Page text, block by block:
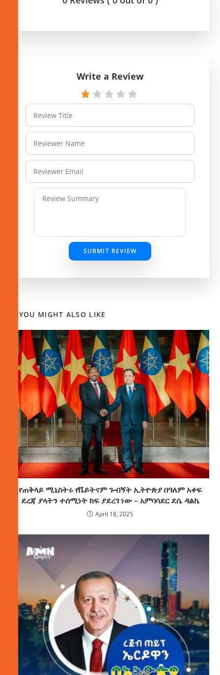
Write a Review
SUBMIT REVIEW
YOU MIGHT ALSO LIKE
የጠቅላይ ሚኒስትሩ የቬይትናም ጉብኝት ኢትዮጵያ በዓለም አቀፍ
ደረጃ ያላትን ተሰሚነት ከፍ ያደረገ ነው – አምባሳደር ደሴ ዳልኬ
April 18, 2025